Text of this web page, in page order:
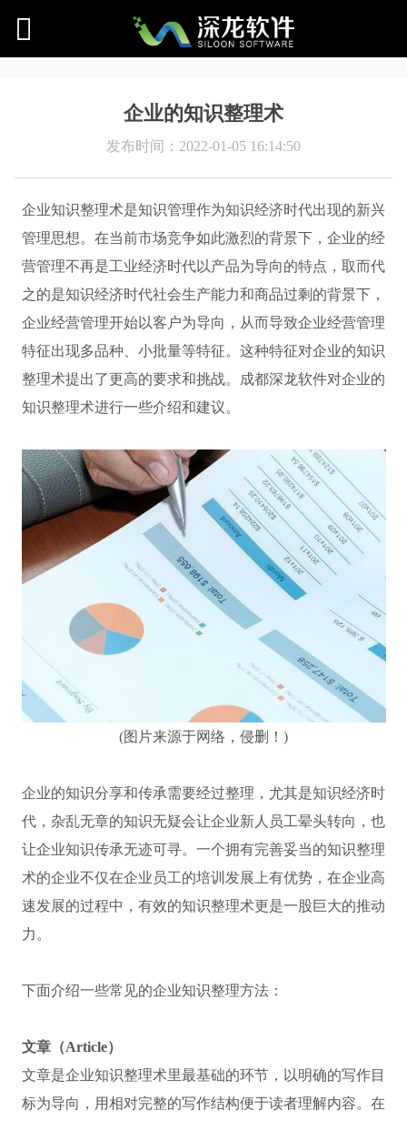
企业的知识整理术
发布时间：2022-01-05 16:14:50
企业知识整理术是知识管理作为知识经济时代出现的新兴
管理思想。在当前市场竞争如此激烈的背景下，企业的经
营管理不再是工业经济时代以产品为导向的特点，取而代
之的是知识经济时代社会生产能力和商品过剩的背景下，
企业经营管理开始以客户为导向，从而导致企业经营管理
特征出现多品种、小批量等特征。这种特征对企业的知识
整理术提出了更高的要求和挑战。成都深龙软件对企业的
知识整理术进行一些介绍和建议。
(图片来源于网络，侵删！)
企业的知识分享和传承需要经过整理，尤其是知识经济时
代，杂乱无章的知识无疑会让企业新人员工晕头转向，也
让企业知识传承无迹可寻。一个拥有完善妥当的知识整理
术的企业不仅在企业员工的培训发展上有优势，在企业高
速发展的过程中，有效的知识整理术更是一股巨大的推动
力。
下面介绍一些常见的企业知识整理方法：
文章（Article）
文章是企业知识整理术里最基础的环节，以明确的写作目
标为导向，用相对完整的写作结构便于读者理解内容。在